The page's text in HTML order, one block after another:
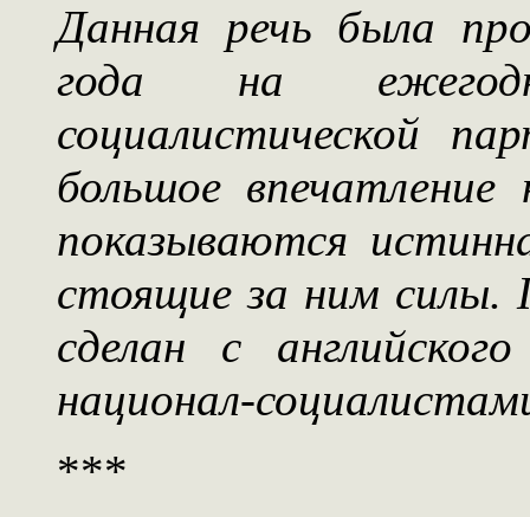
Данная речь была
года на
социалистической
большое
показываются
стоящие за ним силы.
сделан с
национал-
***